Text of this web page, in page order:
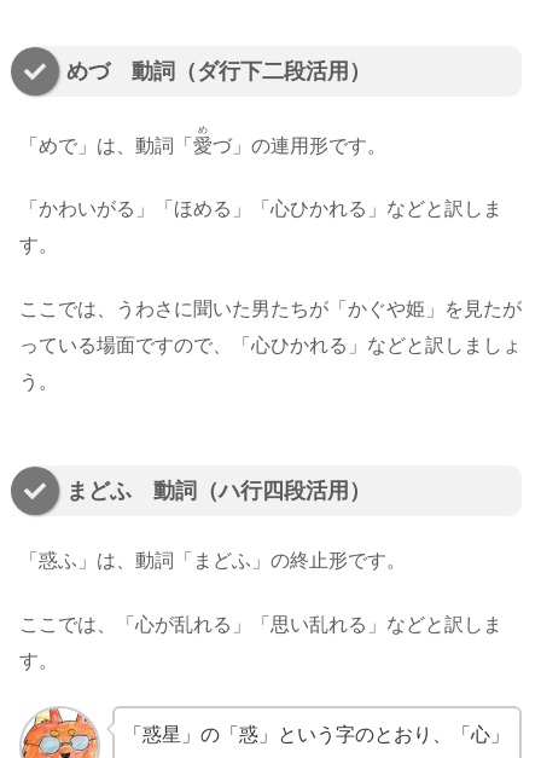
めづ 動詞（ダ行下二段活用）
「めで」は、動詞「 愛
め
づ」の連用形です。
「かわいがる」「ほめる」「心ひかれる」などと訳しま
す。
ここでは、うわさに聞いた男たちが「かぐや姫」を見たが
っている場面ですので、「心ひかれる」などと訳しましょ
う。
まどふ 動詞（ハ行四段活用）
「惑ふ」は、動詞「まどふ」の終止形です。
ここでは、「心が乱れる」「思い乱れる」などと訳しま
す。
「惑星」の「惑」という字のとおり、「心」